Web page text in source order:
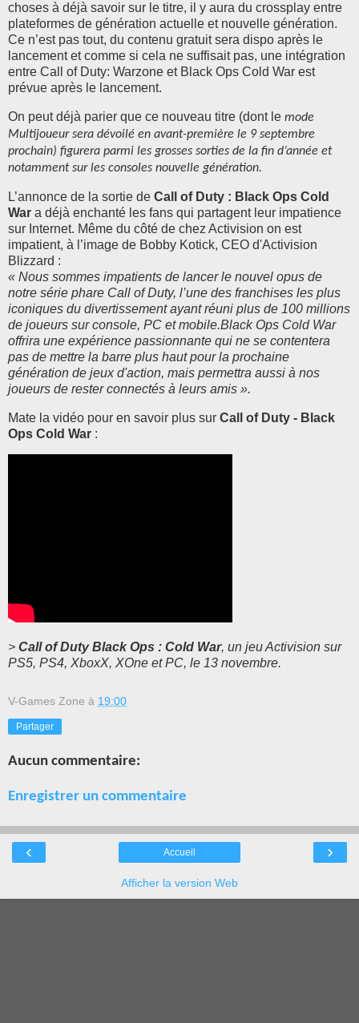
choses à déjà savoir sur le titre, il y aura du crossplay entre
plateformes de génération actuelle et nouvelle génération.
Ce n’est pas tout, du contenu gratuit sera dispo après le
lancement et comme si cela ne suffisait pas, une intégration
entre Call of Duty: Warzone et Black Ops Cold War est
prévue après le lancement.
On peut déjà parier que ce nouveau titre (dont le mode
Multijoueur sera dévoilé en avant-première le 9 septembre
prochain) figurera parmi les grosses sorties de la fin d’année et
notamment sur les consoles nouvelle génération.
L’annonce de la sortie de Call of Duty : Black Ops Cold
War a déjà enchanté les fans qui partagent leur impatience
sur Internet. Même du côté de chez Activision on est
impatient, à l’image de Bobby Kotick, CEO d'Activision
Blizzard :
« Nous sommes impatients de lancer le nouvel opus de
notre série phare Call of Duty, l’une des franchises les plus
iconiques du divertissement ayant réuni plus de 100 millions
de joueurs sur console, PC et mobile.Black Ops Cold War
offrira une expérience passionnante qui ne se contentera
pas de mettre la barre plus haut pour la prochaine
génération de jeux d'action, mais permettra aussi à nos
joueurs de rester connectés à leurs amis ».
Mate la vidéo pour en savoir plus sur Call of Duty - Black
Ops Cold War :
> Call of Duty Black Ops : Cold War, un jeu Activision sur
PS5, PS4, XboxX, XOne et PC, le 13 novembre.
V-Games Zone à 19:00
Partager
Aucun commentaire:
Enregistrer un commentaire
‹ ›
Accueil
Afficher la version Web